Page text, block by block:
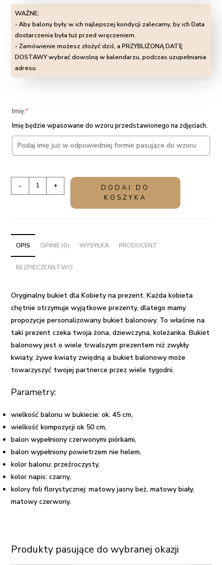
WAŻNE:
- Aby balony były w ich najlepszej kondycji zalecamy, by ich Data
dostarczenia była tuż przed wręczeniem.
- Zamówienie możesz złożyć dziś, a PRZYBLIŻONĄ DATĘ
DOSTAWY wybrać dowolną w kalendarzu, podczas uzupełniania
adresu.
Imię:*(required)
Imię będzie wpasowane do wzoru przedstawionego na zdjęciach.
Oryginalny
Kobiety
na
prezent
- +
DODAJ DO
KOSZYKA
OPIS OPINIE (0) WYSYŁKA PRODUCENT
BEZPIECZEŃSTWO
Oryginalny bukiet dla Kobiety na prezent. Każda kobieta
chętnie otrzymuje wyjątkowe prezenty, dlatego mamy
propozycje personalizowany bukiet balonowy. To właśnie na
taki prezent czeka twoja żona, dziewczyna, koleżanka. Bukiet
balonowy jest o wiele trwalszym prezentem niż zwykły
kwiaty, żywe kwiaty zwiędną a bukiet balonowy może
towarzyszyć twojej partnerce przez wiele tygodni.
Parametry:
wielkość balonu w bukiecie: ok. 45 cm,
wielkość kompozycji ok 50 cm,
balon wypełniony czerwonymi piórkami,
balon wypełniony powietrzem nie helem,
kolor balonu: przeźroczysty,
kolor napis: czarny,
kolory foli florystycznej: matowy jasny beż, matowy biały,
matowy czerwony.
Produkty pasujące do wybranej okazji